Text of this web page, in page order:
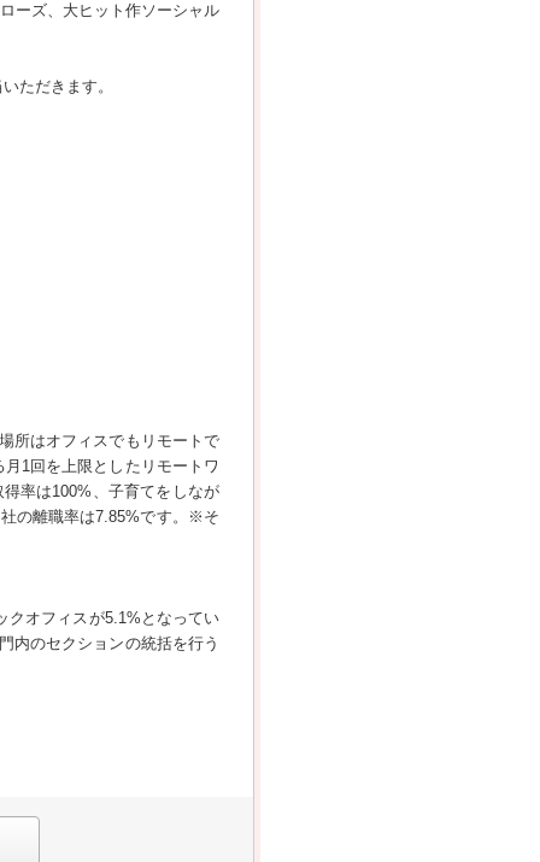
ーズ、大ヒット作ソーシャル
ただきます。
所はオフィスでもリモートで
1回を上限としたリモートワ
率は100%、子育てをしなが
の離職率は7.85%です。※そ
クオフィスが5.1%となってい
内のセクションの統括を行う